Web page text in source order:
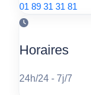
01 89 31 31 81
Horaires
24h/24 - 7j/7